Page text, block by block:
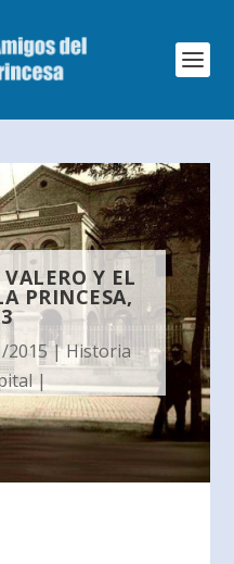
Y EL
PRINCESA,
2015|Historia
|